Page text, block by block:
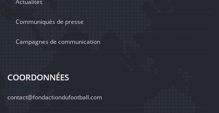
Actualités
Communiqués de presse
Campagnes de communication
COORDONNÉES
contact@fondactiondufootball.com